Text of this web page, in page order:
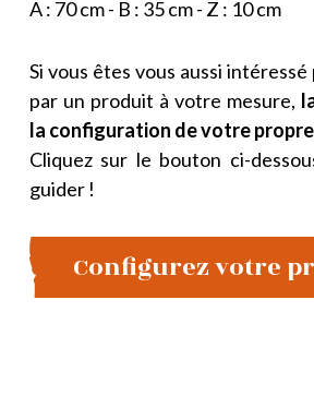
A : 70 cm - B : 35 cm - Z : 10 cm
Si vous êtes vous aussi
par un produit à votre mesure,
la configuration de votre
Cliquez sur le bouton ci-
guider !
Configurez votre